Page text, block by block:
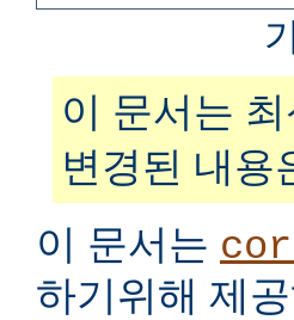
이 문서는
변경된 내용
이 문서는
하기위해 제